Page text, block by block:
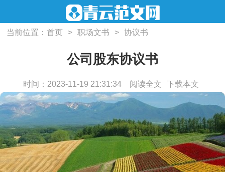
当前位置：首页 > 职场文书 > 协议书
公司股东协议书
时间：2023-11-19 21:31:34 阅读全文 下载本文